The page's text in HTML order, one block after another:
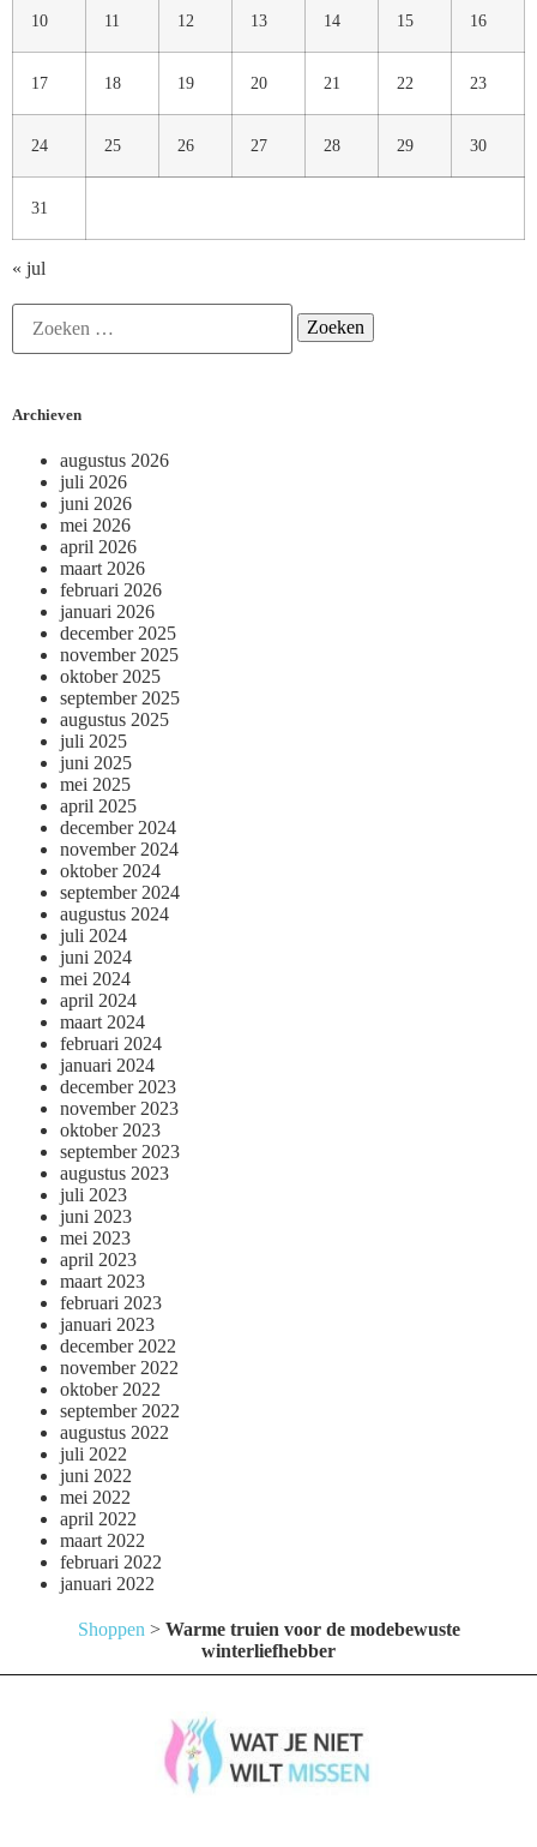
10 11 12 13 14 15 16
17 18 19 20 21 22 23
24 25 26 27 28 29 30
31
« jul
Archieven
augustus 2026
juli 2026
juni 2026
mei 2026
april 2026
maart 2026
februari 2026
januari 2026
december 2025
november 2025
oktober 2025
september 2025
augustus 2025
juli 2025
juni 2025
mei 2025
april 2025
december 2024
november 2024
oktober 2024
september 2024
augustus 2024
juli 2024
juni 2024
mei 2024
april 2024
maart 2024
februari 2024
januari 2024
december 2023
november 2023
oktober 2023
september 2023
augustus 2023
juli 2023
juni 2023
mei 2023
april 2023
maart 2023
februari 2023
januari 2023
december 2022
november 2022
oktober 2022
september 2022
augustus 2022
juli 2022
juni 2022
mei 2022
april 2022
maart 2022
februari 2022
januari 2022
Shoppen > Warme truien voor de modebewuste
winterliefhebber